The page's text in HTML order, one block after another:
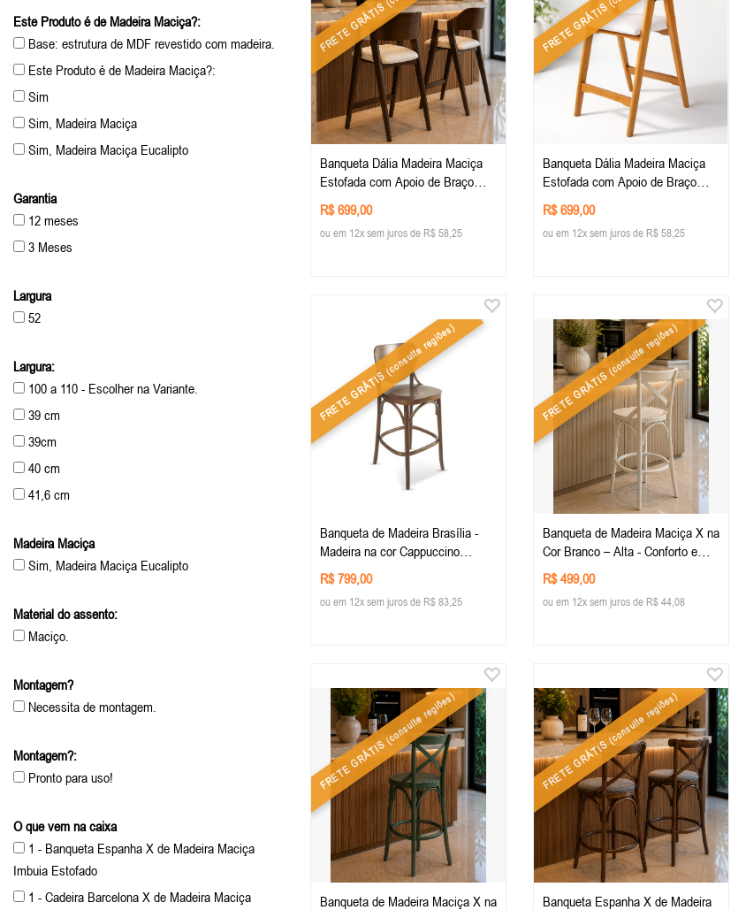
Este Produto é de Madeira Maciça?:
Base: estrutura de MDF revestido com madeira.
Este Produto é de Madeira Maciça?:
Sim
Sim, Madeira Maciça
Sim, Madeira Maciça Eucalipto
Sim, Madeira Maciça Tauari.
Sim, Madeira Maciça, eucalipto
Garantia
12 meses
3 Meses
Largura
52
Largura:
100 a 110 - Escolher na Variante.
39 cm
39cm
40 cm
41,6 cm
44 cm
45cm
55cm
60cm
Madeira Maciça
Sim, Madeira Maciça Eucalipto
Material do assento:
Maciço.
Montagem?
Necessita de montagem.
Montagem?:
Pronto para uso!
O que vem na caixa
1 - Banqueta Espanha X de Madeira Maciça
Imbuia Estofado
1 - Cadeira Barcelona X de Madeira Maciça
FRETE GRÁTIS
Banqueta Dália Madeira Maciça
Estofada com Apoio de Braço
madeira na cor Castanho - Tecido
Linho Off-White
R$ 699,00
ou em 12x sem juros de R$ 58,25
FRETE GRÁTIS
Banqueta Dália Madeira Maciça
Estofada com Apoio de Braço
madeira na cor Imbuia - Tecido
Linho Off-White
R$ 699,00
ou em 12x sem juros de R$ 58,25
FRETE GRÁTIS
(consulte regiões)
Banqueta de Madeira Brasília -
Madeira na cor Cappuccino
Imbuia
R$ 799,00
ou em 12x sem juros de R$ 83,25
FRETE GRÁTIS
(consulte regiões)
Banqueta de Madeira Maciça X na
Cor Branco – Alta - Conforto e
Estilo para sua Decoração -
Mobiliario Rústico
R$ 499,00
ou em 12x sem juros de R$ 44,08
FRETE GRÁTIS
(consulte regiões)
Banqueta de Madeira Maciça X na
FRETE GRÁTIS
(consulte regiões)
Banqueta Espanha X de Madeira